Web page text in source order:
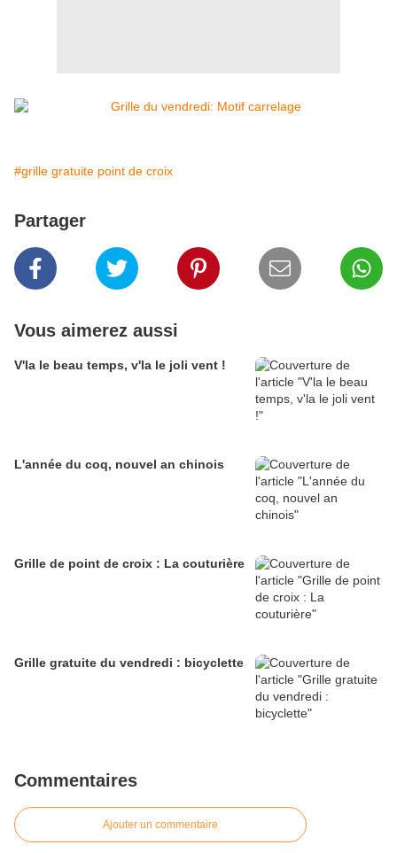
#grille gratuite point de croix
Partager
Vous aimerez aussi
V'la le beau temps, v'la le joli vent !
L'année du coq, nouvel an chinois
Grille de point de croix : La couturière
Grille gratuite du vendredi : bicyclette
Commentaires
Ajouter un commentaire